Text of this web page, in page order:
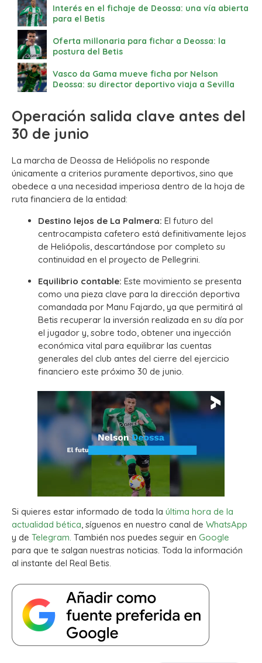
Interés en el fichaje de Deossa: una vía abierta
para el Betis
Oferta millonaria para fichar a Deossa: la
postura del Betis
Vasco da Gama mueve ficha por Nelson
Deossa: su director deportivo viaja a Sevilla
Operación salida clave antes del
30 de junio
La marcha de Deossa de Heliópolis no responde
únicamente a criterios puramente deportivos, sino que
obedece a una necesidad imperiosa dentro de la hoja de
ruta financiera de la entidad:
Destino lejos de La Palmera: El futuro del
centrocampista cafetero está definitivamente lejos
de Heliópolis, descartándose por completo su
continuidad en el proyecto de Pellegrini.
Equilibrio contable: Este movimiento se presenta
como una pieza clave para la dirección deportiva
comandada por Manu Fajardo, ya que permitirá al
Betis recuperar la inversión realizada en su día por
el jugador y, sobre todo, obtener una inyección
económica vital para equilibrar las cuentas
generales del club antes del cierre del ejercicio
financiero este próximo 30 de junio.
Si quieres estar informado de toda la última hora de la
actualidad bética, síguenos en nuestro canal de WhatsApp
y de Telegram. También nos puedes seguir en Google
para que te salgan nuestras noticias. Toda la información
al instante del Real Betis.